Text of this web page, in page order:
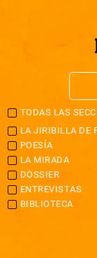
TODAS LAS
LA JIRIBILLA DE
POESÍA
LA MIRADA
DOSSIER
ENTREVISTAS
BIBLIOTECA